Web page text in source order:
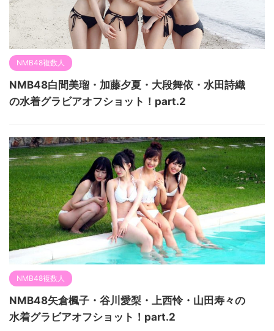
NMB48複数人
NMB48白間美瑠・加藤夕夏・大段舞依・水田詩織
の水着グラビアオフショット！part.2
NMB48複数人
NMB48矢倉楓子・谷川愛梨・上西怜・山田寿々の
水着グラビアオフショット！part.2